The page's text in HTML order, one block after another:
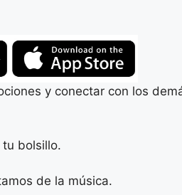
y conectar con los
bolsillo.
de la música.